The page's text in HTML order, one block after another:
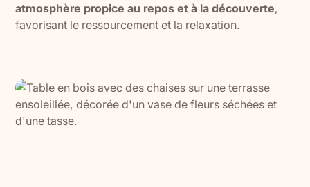
atmosphère propice au repos et à la découverte,
favorisant le ressourcement et la relaxation.